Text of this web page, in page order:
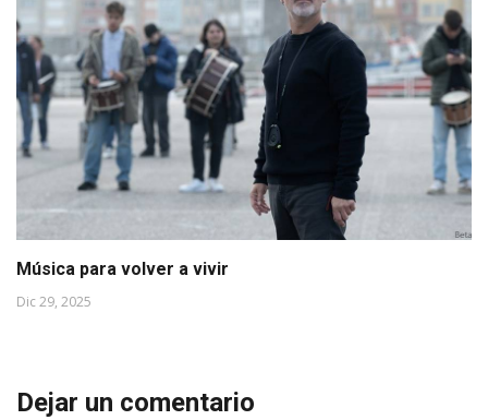
Música para volver a vivir
Dic 29, 2025
Dejar un comentario